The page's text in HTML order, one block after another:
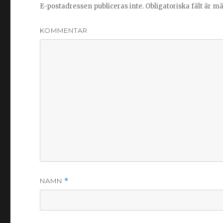
E-postadressen publiceras inte. Obligatoriska fält är
KOMMENTAR
NAMN *